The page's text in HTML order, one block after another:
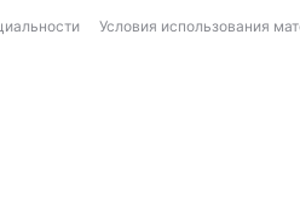
Условия использования